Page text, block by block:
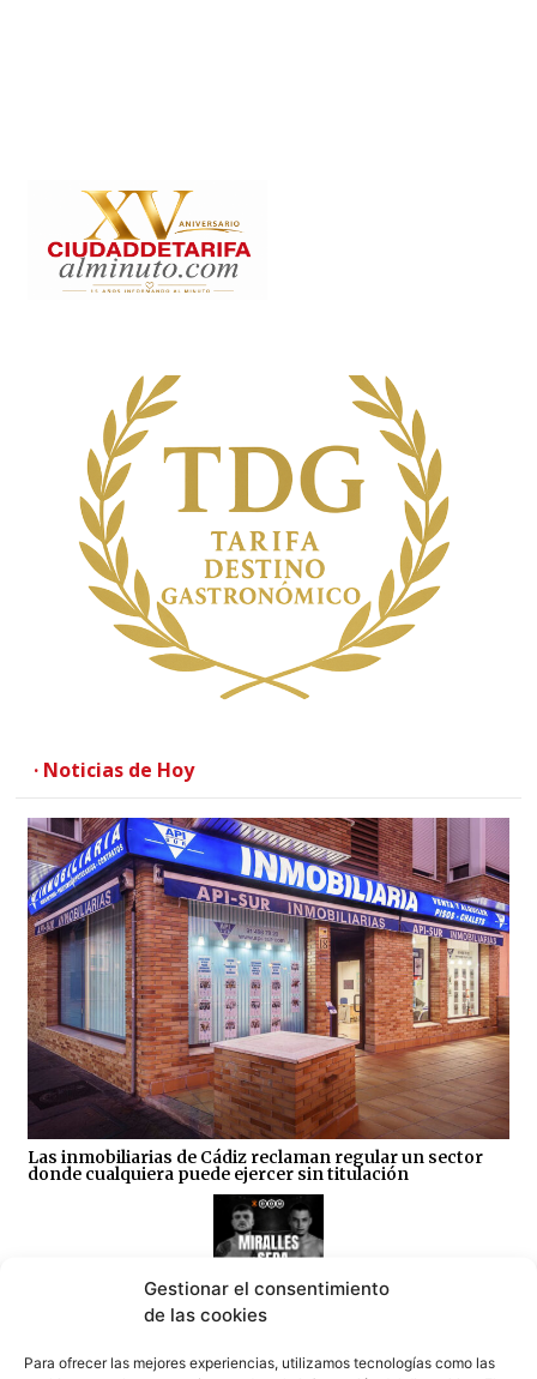
Gestionar el consentimiento
de las cookies
Para ofrecer las mejores experiencias, utilizamos tecnologías como las
· Noticias de Hoy
Las inmobiliarias de Cádiz reclaman regular un sector
donde cualquiera puede ejercer sin titulación
Tarifa se prepara hoy para una noche de Artes
Marciales Mixtas (MMA)